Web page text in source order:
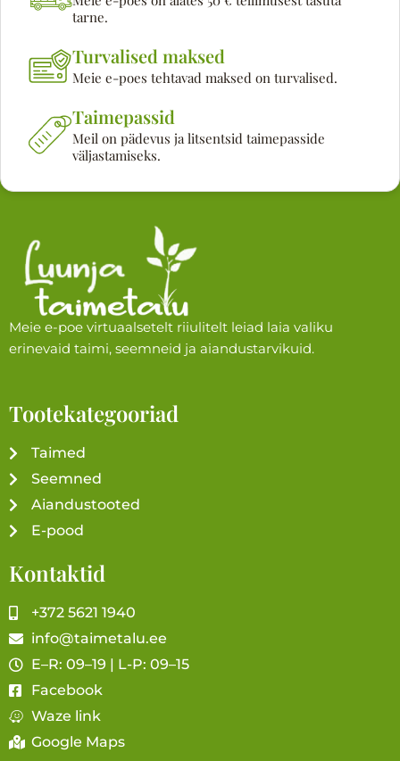
tarne.
Turvalised maksed
Meie e-poes tehtavad maksed on turvalised.
Taimepassid
Meil on pädevus ja litsentsid taimepasside
väljastamiseks.
Meie e-poe virtuaalsetelt riiulitelt leiad laia valiku
erinevaid taimi, seemneid ja aiandustarvikuid.
Tootekategooriad
Taimed
Seemned
Aiandustooted
E-pood
Kontaktid
+372 5621 1940
info@taimetalu.ee
E–R: 09–19 | L-P: 09–15
Facebook
Waze link
Google Maps